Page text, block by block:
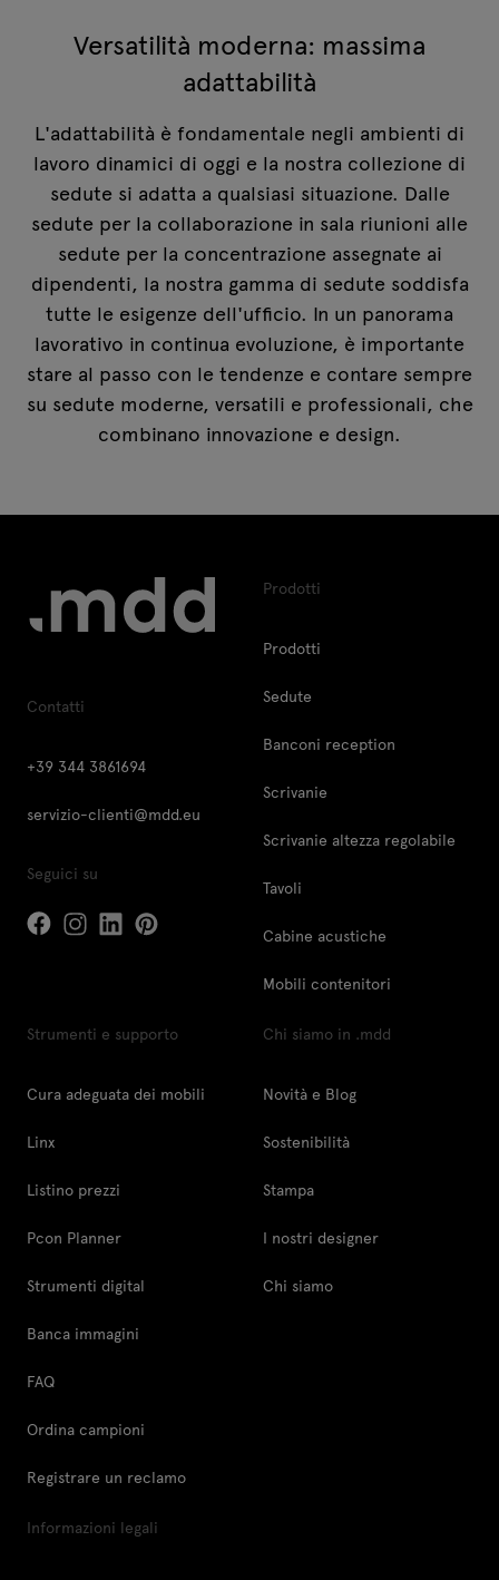
Versatilità moderna: massima
adattabilità
L'adattabilità è fondamentale negli ambienti di
lavoro dinamici di oggi e la nostra collezione di
sedute si adatta a qualsiasi situazione. Dalle
sedute per la collaborazione in sala riunioni alle
sedute per la concentrazione assegnate ai
dipendenti, la nostra gamma di sedute soddisfa
tutte le esigenze dell'ufficio. In un panorama
lavorativo in continua evoluzione, è importante
stare al passo con le tendenze e contare sempre
su sedute moderne, versatili e professionali, che
combinano innovazione e design.
Contatti
+39 344 3861694
servizio-clienti@mdd.eu
Seguici su
Prodotti
Prodotti
Sedute
Banconi reception
Scrivanie
Scrivanie altezza regolabile
Tavoli
Cabine acustiche
Mobili contenitori
Strumenti e supporto
Cura adeguata dei mobili
Linx
Listino prezzi
Pcon Planner
Strumenti digital
Banca immagini
FAQ
Ordina campioni
Registrare un reclamo
Chi siamo in .mdd
Novità e Blog
Sostenibilità
Stampa
I nostri designer
Chi siamo
Informazioni legali